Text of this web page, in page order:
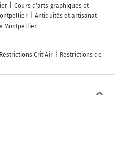
Cours d'arts graphiques et
Antiquités et artisanat
Montpellier
Restrictions Crit'Air
Restrictions de